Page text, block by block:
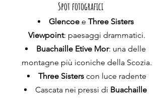
Spot fotografici
Glencoe e Three Sisters
Viewpoint: paesaggi drammatici.
Buachaille Etive Mor: una delle
montagne più iconiche della Scozia.
Three Sisters con luce radente
Cascata nei pressi di Buachaille